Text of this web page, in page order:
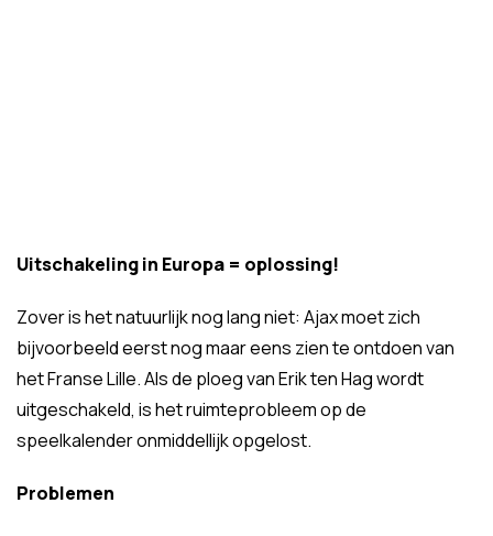
Uitschakeling in Europa = oplossing!
Zover is het natuurlijk nog lang niet: Ajax moet zich
bijvoorbeeld eerst nog maar eens zien te ontdoen van
het Franse Lille. Als de ploeg van Erik ten Hag wordt
uitgeschakeld, is het ruimteprobleem op de
speelkalender onmiddellijk opgelost.
Problemen